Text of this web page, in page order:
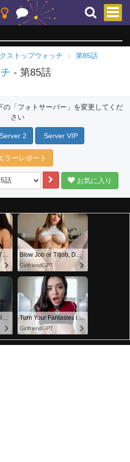
ストップウォッチ 第85話
- 第85話
の「フォトサーバー」を変更してくだ
さい
Server 2 Server VIP
ラーレポート
お気に入り